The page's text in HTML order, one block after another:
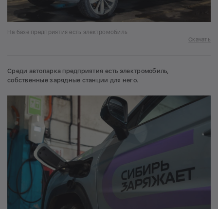
На базе предприятия есть электромобиль
Скачать
Среди автопарка предприятия есть электромобиль,
собственные зарядные станции для него.